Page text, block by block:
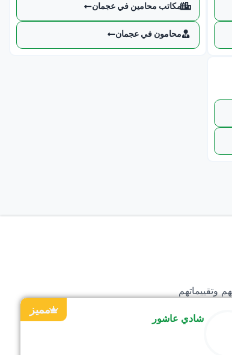
مكاتب محامين في عجمان
محامون في عجمان
وتقييماتهم
مميز
شادي عاشور